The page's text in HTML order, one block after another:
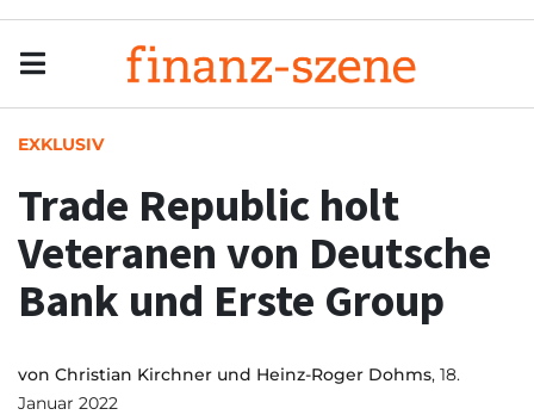
EXKLUSIV
Trade Republic holt
Veteranen von Deutsche
Bank und Erste Group
von Christian Kirchner und Heinz-Roger Dohms, 18.
Januar 2022